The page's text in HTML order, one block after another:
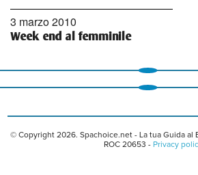
3 marzo 2010
Week end al femminile
© Copyright 2026. Spachoice.net - La tua Guida al
ROC 20653 - Privacy